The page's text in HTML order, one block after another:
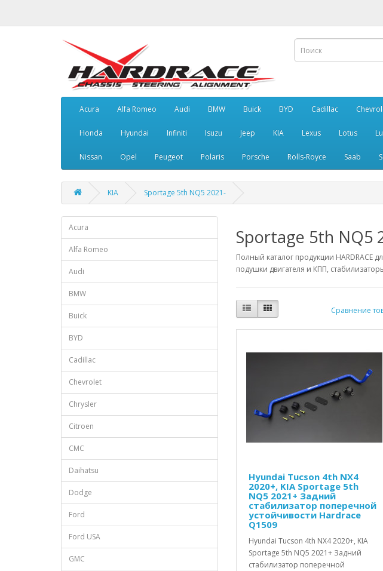
Acura Alfa Romeo Audi BMW Buick BYD Cadillac
Honda Hyundai Infiniti Isuzu Jeep KIA Lexus Lotus
Nissan Opel Peugeot Polaris Porsche Rolls-Royce Saab
KIA Sportage 5th NQ5 2021-
Acura
Alfa Romeo
Audi
BMW
Buick
BYD
Cadillac
Chevrolet
Chrysler
Citroen
CMC
Daihatsu
Dodge
Ford
Ford USA
GMC
Sportage 5th NQ5
Полный каталог продукции HARDRACE
подушки двигателя и КПП,
Сравнение
Hyundai Tucson 4th NX4
2020+, KIA Sportage 5th
NQ5 2021+ Задний
стабилизатор поперечной
устойчивости Hardrace
Q1509
Hyundai Tucson 4th NX4 2020+, KIA
Sportage 5th NQ5 2021+ Задний
стабилизатор поперечной